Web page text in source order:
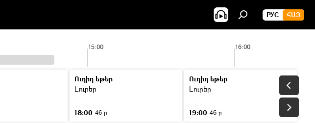
РУС ՀԱՅ
15:00 16:00
Ուղիղ եթեր
Լուրեր
18:00 46 ր
Ուղիղ եթեր
Լուրեր
19:00 46 ր